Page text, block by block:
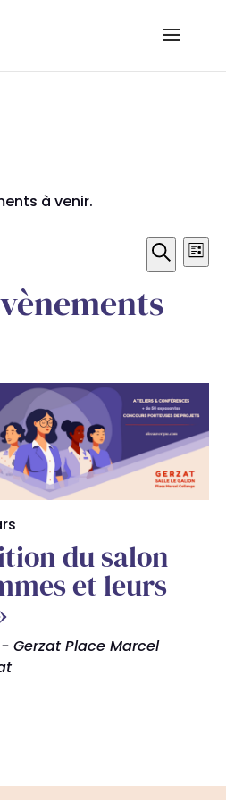
à venir.
et
vues
Recherche
de
Liste
du salon
et leurs
GerzatPlace Marcel